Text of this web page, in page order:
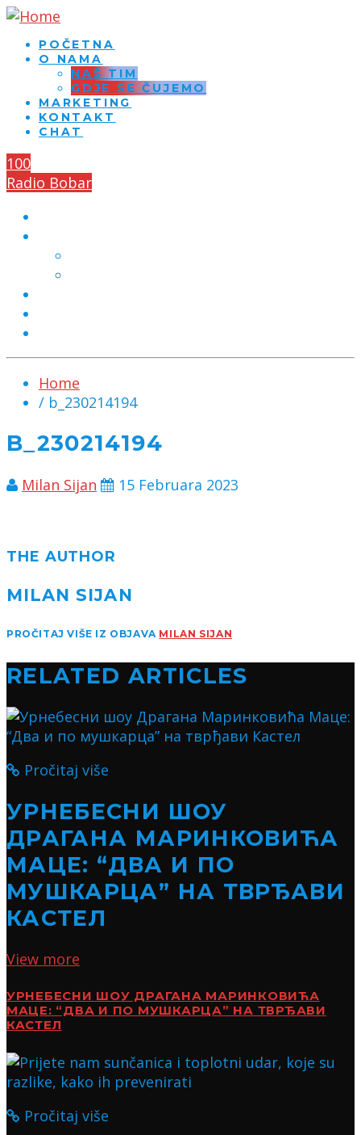
POČETNA
O NAMA
NAŠ TIM
GDJE SE ČUJEMO
MARKETING
KONTAKT
CHAT
100
Radio Bobar
Home
/ b_230214194
B_230214194
Milan Sijan 15 Februara 2023
THE AUTHOR
MILAN SIJAN
PROČITAJ VIŠE IZ OBJAVA MILAN SIJAN
RELATED ARTICLES
Pročitaj više
УРНЕБЕСНИ ШОУ
ДРАГАНА МАРИНКОВИЋА
МАЦЕ: “ДВА И ПО
МУШКАРЦА” НА ТВРЂАВИ
КАСТЕЛ
View more
УРНЕБЕСНИ ШОУ ДРАГАНА МАРИНКОВИЋА
МАЦЕ: “ДВА И ПО МУШКАРЦА” НА ТВРЂАВИ
КАСТЕЛ
Pročitaj više